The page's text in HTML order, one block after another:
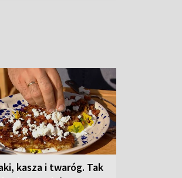
kasza i twaróg. Tak